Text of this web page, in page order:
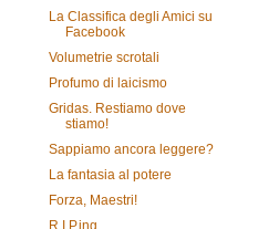
La Classifica degli Amici su
Facebook
Volumetrie scrotali
Profumo di laicismo
Gridas. Restiamo dove
stiamo!
Sappiamo ancora leggere?
La fantasia al potere
Forza, Maestri!
R.I.P.ing